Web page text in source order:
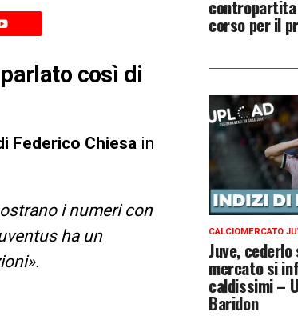
così di
Federico Chiesa in
i numeri con
ha un
corso per il
CALCIOMERCATO
Juve,
mercato si
caldissimi –
Baridon